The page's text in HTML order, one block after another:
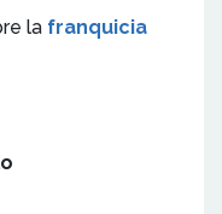
la franquicia